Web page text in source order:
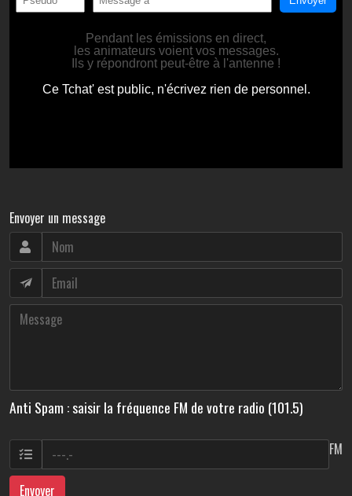
Envoyer un message
Anti Spam : saisir la fréquence FM de votre radio (101.5)
FM
Envoyer